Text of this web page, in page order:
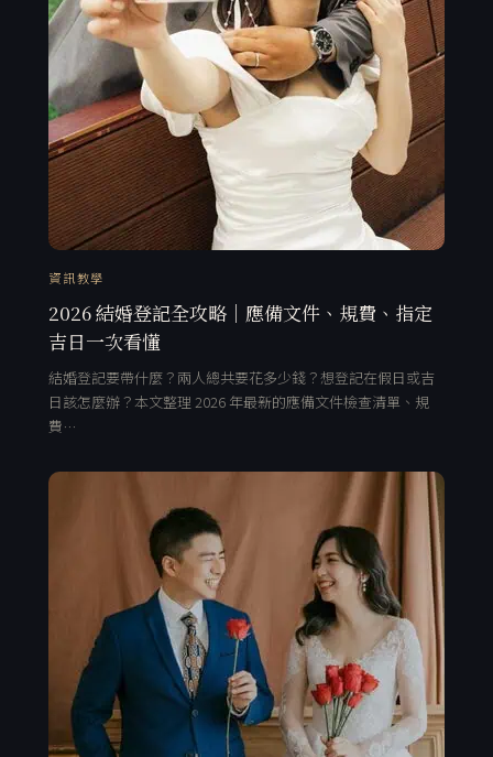
資訊教學
2026 結婚登記全攻略｜應備文件、規費、指定
吉日一次看懂
結婚登記要帶什麼？兩人總共要花多少錢？想登記在假日或吉
日該怎麼辦？本文整理 2026 年最新的應備文件檢查清單、規
費…